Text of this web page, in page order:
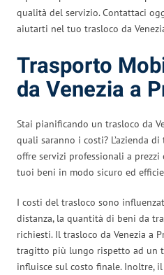
qualità del servizio. Contattaci
aiutarti nel tuo trasloco da
Trasporto
da Venezia a
Stai pianificando un trasloco da
quali saranno i costi? L’azienda di
offre servizi professionali a
tuoi beni in modo sicuro ed
I costi del trasloco sono
distanza, la quantità di beni da
richiesti. Il trasloco da Venezia a
tragitto più lungo rispetto ad un
influisce sul costo finale. Inoltre,